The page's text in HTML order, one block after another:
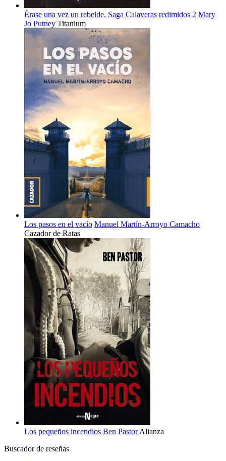
Érase una vez un rebelde. Saga Calaveras redimidos 2 Mary
Jo Putney Titanium
Los pasos en el vacío Manuel Martín-Arroyo Camacho
Cazador de Ratas
Los pequeños incendios Ben PastorAlianza
Buscador de reseñas